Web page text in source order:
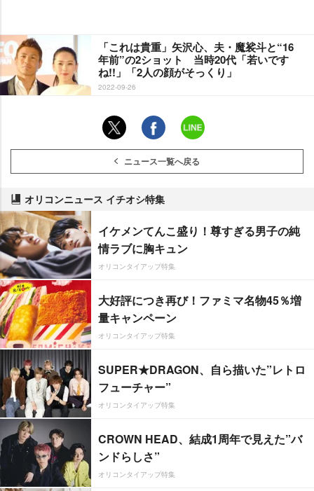
「これは貴重」矢沢心、夫・魔裟斗と“16
年前”の2ショット 当時20代「若いです
ね!!」「2人の顔がそっくり」
2022-09-26
ニュース一覧へ戻る
オリコンニュース イチオシ特集
イケメンてんこ盛り！尊すぎる男子の純
情ラブに胸キュン
オリコンタイアップ特集
大好評につき再び！ファミマ名物45％増
量キャンペーン
オリコンタイアップ特集
SUPER★DRAGON、自ら描いた”レトロ
フューチャー”
オリコンタイアップ特集
CROWN HEAD、結成1周年で見えた”バ
ンドらしさ”
オリコンタイアップ特集